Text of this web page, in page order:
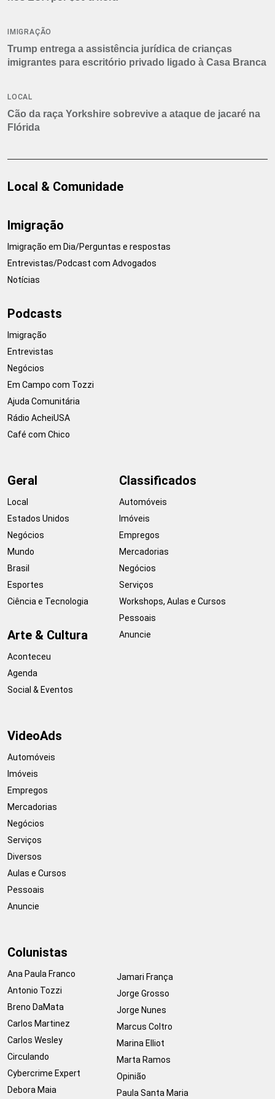
IMIGRAÇÃO
Trump entrega a assistência jurídica de crianças
imigrantes para escritório privado ligado à Casa Branca
LOCAL
Cão da raça Yorkshire sobrevive a ataque de jacaré na
Flórida
Local & Comunidade
Imigração
Imigração em Dia/Perguntas e respostas
Entrevistas/Podcast com Advogados
Notícias
Podcasts
Imigração
Entrevistas
Negócios
Em Campo com Tozzi
Ajuda Comunitária
Rádio AcheiUSA
Café com Chico
Geral
Local
Estados Unidos
Negócios
Mundo
Brasil
Esportes
Ciência e Tecnologia
Arte & Cultura
Aconteceu
Agenda
Social & Eventos
Classificados
Automóveis
Imóveis
Empregos
Mercadorias
Negócios
Serviços
Workshops, Aulas e Cursos
Pessoais
Anuncie
VideoAds
Automóveis
Imóveis
Empregos
Mercadorias
Negócios
Serviços
Diversos
Aulas e Cursos
Pessoais
Anuncie
Colunistas
Ana Paula Franco
Antonio Tozzi
Breno DaMata
Carlos Martinez
Carlos Wesley
Circulando
Cybercrime Expert
Debora Maia
Jamari França
Jorge Grosso
Jorge Nunes
Marcus Coltro
Marina Elliot
Marta Ramos
Opinião
Paula Santa Maria